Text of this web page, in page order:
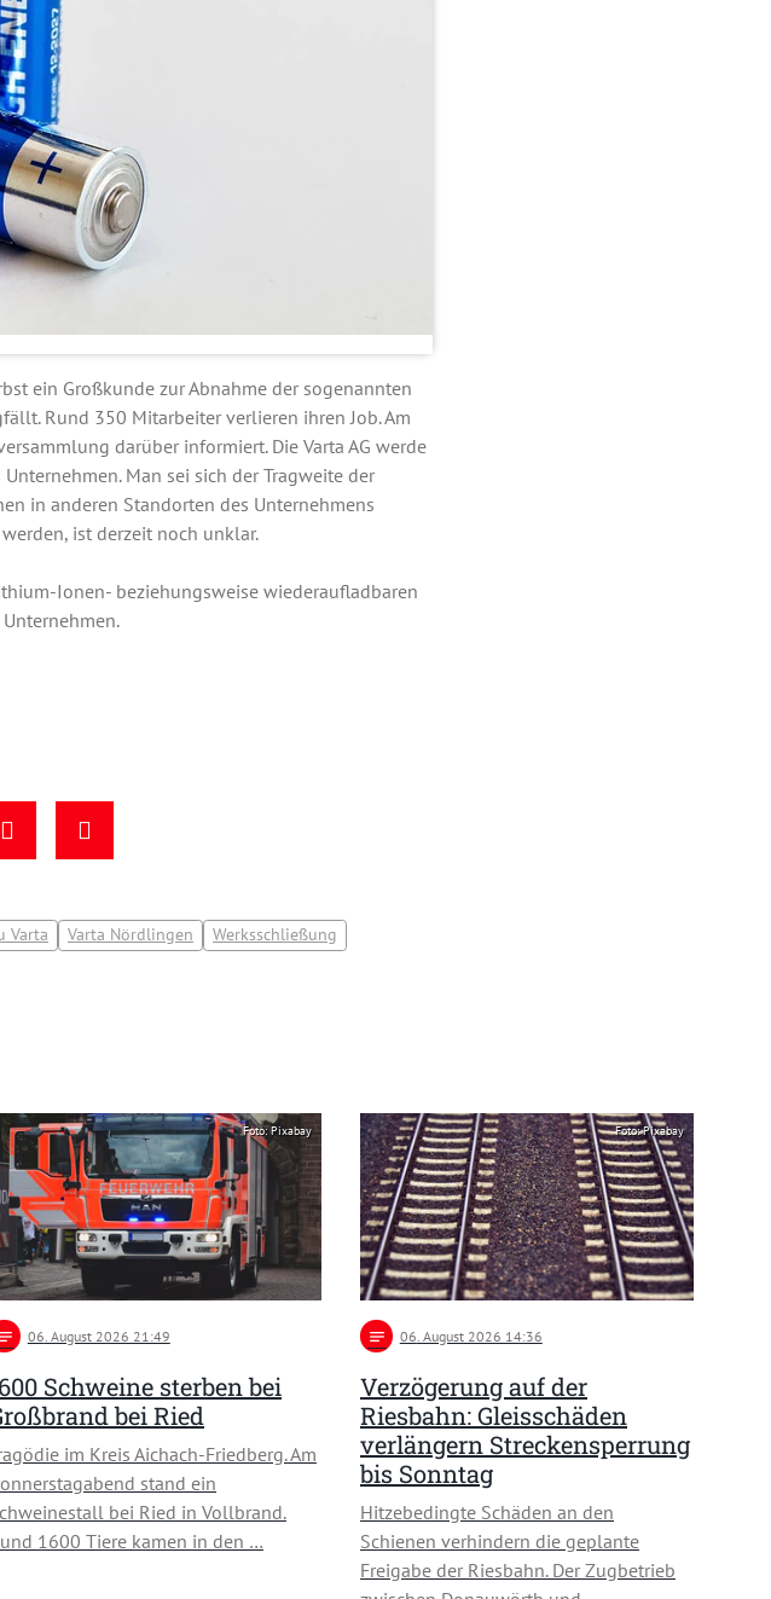
ein Großkunde zur Abnahme der sogenannten
Rund 350 Mitarbeiter verlieren ihren Job. Am
darüber informiert. Die Varta AG werde
Man sei sich der Tragweite der
in anderen Standorten des Unternehmens
ist derzeit noch unklar.
Ionen- beziehungsweise wiederaufladbaren
Varta Varta Nördlingen Werksschließung
Foto: Pixabay
06 . August 2026 21:49
Schweine sterben bei
bei Ried
im Kreis Aichach-Friedberg. Am
stand ein
bei Ried in Vollbrand.
1600 Tiere kamen in den …
Foto: Pixabay
notes 06 . August 2026 14:36
Verzögerung auf der
Riesbahn: Gleisschäden
verlängern Streckensperrung
bis Sonntag
Hitzebedingte Schäden an den
Schienen verhindern die geplante
Freigabe der Riesbahn. Der Zugbetrieb